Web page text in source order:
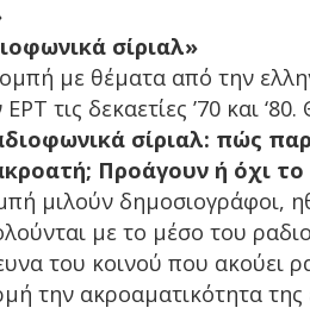
σίριαλ»
με θέματα από την
τις δεκαετίες ’70 και
σίριαλ: πώς
Προάγουν ή όχι το
μιλούν δημοσιογράφοι,
με το μέσο του
του κοινού που ακούει
την ακροαματικότητα